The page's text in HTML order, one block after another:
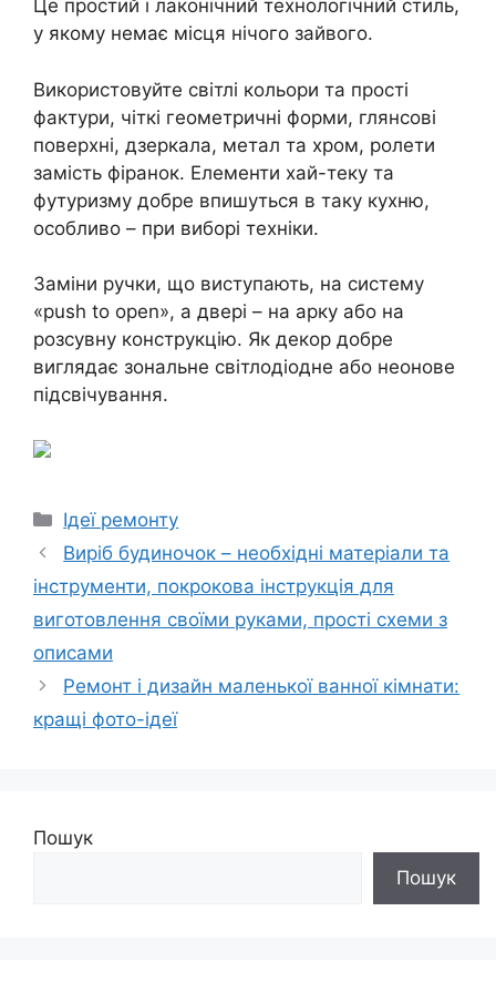
Це простий і лаконічний технологічний стиль,
у якому немає місця нічого зайвого.
Використовуйте світлі кольори та прості
фактури, чіткі геометричні форми, глянсові
поверхні, дзеркала, метал та хром, ролети
замість фіранок. Елементи хай-теку та
футуризму добре впишуться в таку кухню,
особливо – при виборі техніки.
Заміни ручки, що виступають, на систему
«push to open», а двері – на арку або на
розсувну конструкцію. Як декор добре
виглядає зональне світлодіодне або неонове
підсвічування.
Категорії
Ідеї ремонту
Виріб будиночок – необхідні матеріали та
інструменти, покрокова інструкція для
виготовлення своїми руками, прості схеми з
описами
Ремонт і дизайн маленької ванної кімнати:
кращі фото-ідеї
Пошук
Пошук